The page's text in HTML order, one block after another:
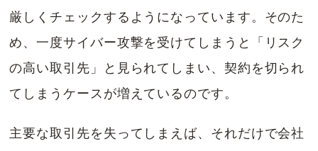
厳しくチェックするようになっています。そのた
め、一度サイバー攻撃を受けてしまうと「リスク
の高い取引先」と見られてしまい、契約を切られ
てしまうケースが増えているのです。
主要な取引先を失ってしまえば、それだけで会社